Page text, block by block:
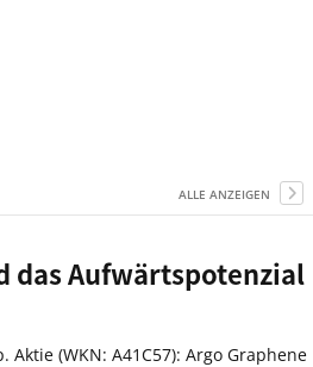
ALLE ANZEIGEN
das Aufwärtspotenzial
Aktie (WKN: A41C57): Argo Graphene